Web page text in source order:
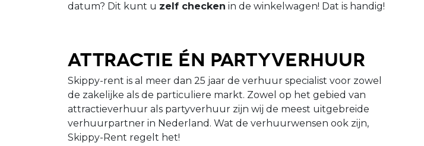
datum? Dit kunt u zelf checken in de winkelwagen! Dat is handig!
Attractie én Partyverhuur
Skippy-rent is al meer dan 25 jaar de verhuur specialist voor zowel
de zakelijke als de particuliere markt. Zowel op het gebied van
attractieverhuur als partyverhuur zijn wij de meest uitgebreide
verhuurpartner in Nederland. Wat de verhuurwensen ook zijn,
Skippy-Rent regelt het!